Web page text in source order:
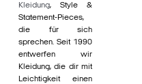
Kleidung, Style &
Statement-Pieces,
die für sich
sprechen. Seit 1990
entwerfen wir
Kleidung, die dir mit
Leichtigkeit einen